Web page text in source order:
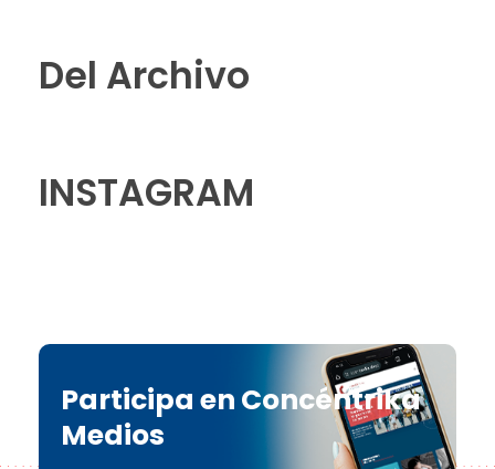
Del Archivo
INSTAGRAM
Participa en Concéntrika
Medios